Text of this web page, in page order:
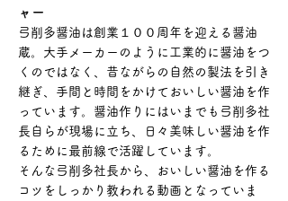
ャー
弓削多醤油は創業１００周年を迎える醤油
蔵。大手メーカーのように工業的に醤油をつ
くのではなく、昔ながらの自然の製法を引き
継ぎ、手間と時間をかけておいしい醤油を作
っています。醤油作りにはいまでも弓削多社
長自らが現場に立ち、日々美味しい醤油を作
るために最前線で活躍しています。
そんな弓削多社長から、おいしい醤油を作る
コツをしっかり教われる動画となっていま